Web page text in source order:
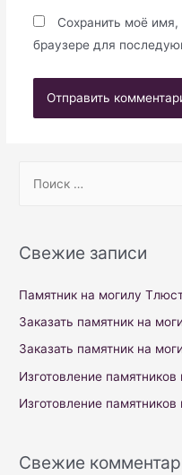
Сохранить моё имя,
браузере для
r
h
f
o
Свежие записи
Памятник на могилу
Заказать памятник на
Заказать памятник на
Изготовление
Изготовление
Свежие